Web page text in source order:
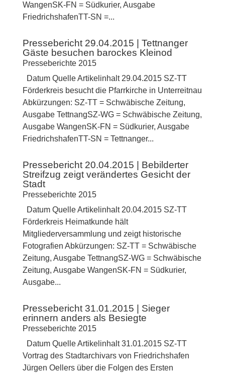
WangenSK-FN = Südkurier, Ausgabe
FriedrichshafenTT-SN =...
Pressebericht 29.04.2015 | Tettnanger
Gäste besuchen barockes Kleinod
Presseberichte 2015
Datum Quelle Artikelinhalt 29.04.2015 SZ-TT
Förderkreis besucht die Pfarrkirche in Unterreitnau
Abkürzungen: SZ-TT = Schwäbische Zeitung,
Ausgabe TettnangSZ-WG = Schwäbische Zeitung,
Ausgabe WangenSK-FN = Südkurier, Ausgabe
FriedrichshafenTT-SN = Tettnanger...
Pressebericht 20.04.2015 | Bebilderter
Streifzug zeigt verändertes Gesicht der
Stadt
Presseberichte 2015
Datum Quelle Artikelinhalt 20.04.2015 SZ-TT
Förderkreis Heimatkunde hält
Mitgliederversammlung und zeigt historische
Fotografien Abkürzungen: SZ-TT = Schwäbische
Zeitung, Ausgabe TettnangSZ-WG = Schwäbische
Zeitung, Ausgabe WangenSK-FN = Südkurier,
Ausgabe...
Pressebericht 31.01.2015 | Sieger
erinnern anders als Besiegte
Presseberichte 2015
Datum Quelle Artikelinhalt 31.01.2015 SZ-TT
Vortrag des Stadtarchivars von Friedrichshafen
Jürgen Oellers über die Folgen des Ersten